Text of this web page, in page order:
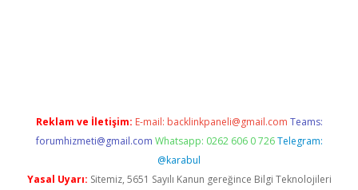
Reklam ve İletişim: E-mail: backlinkpaneli@gmail.com Teams:
forumhizmeti@gmail.com Whatsapp: 0262 606 0 726 Telegram:
@karabul
Yasal Uyarı: Sitemiz, 5651 Sayılı Kanun gereğince Bilgi Teknolojileri